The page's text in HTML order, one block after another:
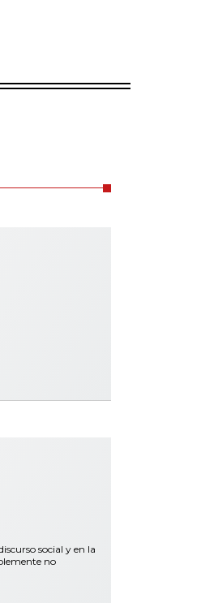
social y en la
no